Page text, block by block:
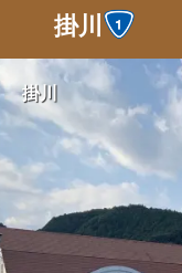
掛川
掛川